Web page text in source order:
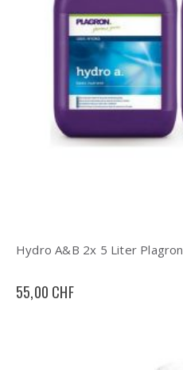
Hydro A&B 2x 5 Liter Plagron
55,00 CHF